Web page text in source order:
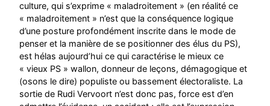
culture, qui s’exprime « maladroitement » (en réalité ce
« maladroitement » n’est que la conséquence logique
d’une posture profondément inscrite dans le mode de
penser et la manière de se positionner des élus du PS),
est hélas aujourd’hui ce qui caractérise le mieux ce
« vieux PS » wallon, donneur de leçons, démagogique et
(osons le dire) populiste ou bassement électoraliste. La
sortie de Rudi Vervoort n’est donc pas, force est d’en